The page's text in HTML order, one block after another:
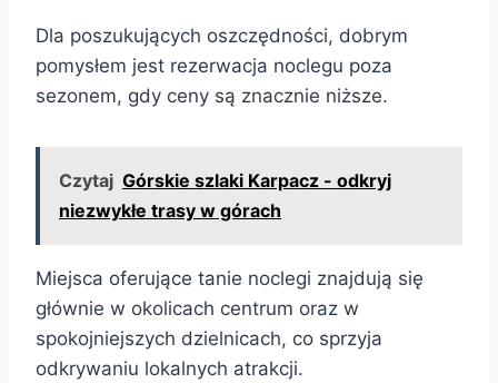
Dla poszukujących oszczędności, dobrym
pomysłem jest rezerwacja noclegu poza
sezonem, gdy ceny są znacznie niższe.
Czytaj Górskie szlaki Karpacz - odkryj
niezwykłe trasy w górach
Miejsca oferujące tanie noclegi znajdują się
głównie w okolicach centrum oraz w
spokojniejszych dzielnicach, co sprzyja
odkrywaniu lokalnych atrakcji.